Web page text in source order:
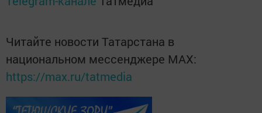
Читайте новости Татарстана в
национальном мессенджере MАХ:
https://max.ru/tatmedia